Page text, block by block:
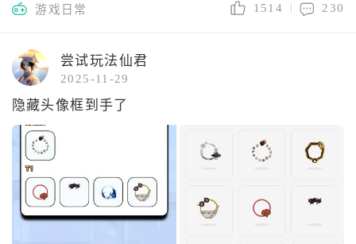
游戏日常 1514 230
尝试玩法仙君
2025-11-29
隐藏头像框到手了